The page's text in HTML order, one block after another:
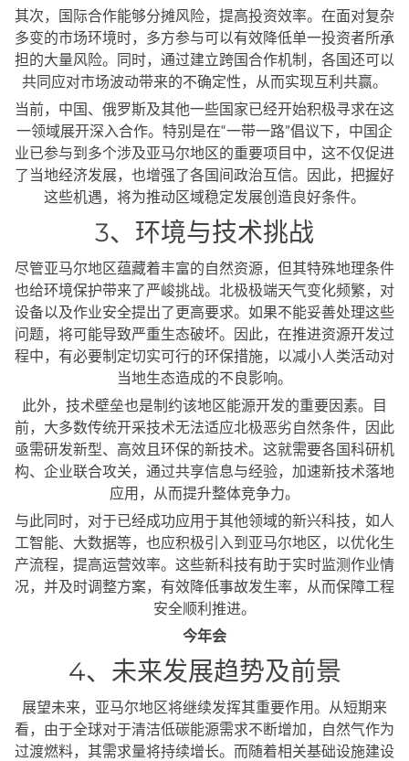
其次，国际合作能够分摊风险，提高投资效率。在面对复杂
多变的市场环境时，多方参与可以有效降低单一投资者所承
担的大量风险。同时，通过建立跨国合作机制，各国还可以
共同应对市场波动带来的不确定性，从而实现互利共赢。
当前，中国、俄罗斯及其他一些国家已经开始积极寻求在这
一领域展开深入合作。特别是在“一带一路”倡议下，中国企
业已参与到多个涉及亚马尔地区的重要项目中，这不仅促进
了当地经济发展，也增强了各国间政治互信。因此，把握好
这些机遇，将为推动区域稳定发展创造良好条件。
3、环境与技术挑战
尽管亚马尔地区蕴藏着丰富的自然资源，但其特殊地理条件
也给环境保护带来了严峻挑战。北极极端天气变化频繁，对
设备以及作业安全提出了更高要求。如果不能妥善处理这些
问题，将可能导致严重生态破坏。因此，在推进资源开发过
程中，有必要制定切实可行的环保措施，以减小人类活动对
当地生态造成的不良影响。
此外，技术壁垒也是制约该地区能源开发的重要因素。目
前，大多数传统开采技术无法适应北极恶劣自然条件，因此
亟需研发新型、高效且环保的新技术。这就需要各国科研机
构、企业联合攻关，通过共享信息与经验，加速新技术落地
应用，从而提升整体竞争力。
与此同时，对于已经成功应用于其他领域的新兴科技，如人
工智能、大数据等，也应积极引入到亚马尔地区，以优化生
产流程，提高运营效率。这些新科技有助于实时监测作业情
况，并及时调整方案，有效降低事故发生率，从而保障工程
安全顺利推进。
今年会
4、未来发展趋势及前景
展望未来，亚马尔地区将继续发挥其重要作用。从短期来
看，由于全球对于清洁低碳能源需求不断增加，自然气作为
过渡燃料，其需求量将持续增长。而随着相关基础设施建设